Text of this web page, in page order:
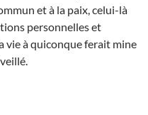
et à la paix, celui-là
personnelles et
vie à quiconque ferait mine